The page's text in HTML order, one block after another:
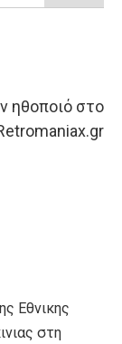
ηθοποιό στο
Εθνικης
στη